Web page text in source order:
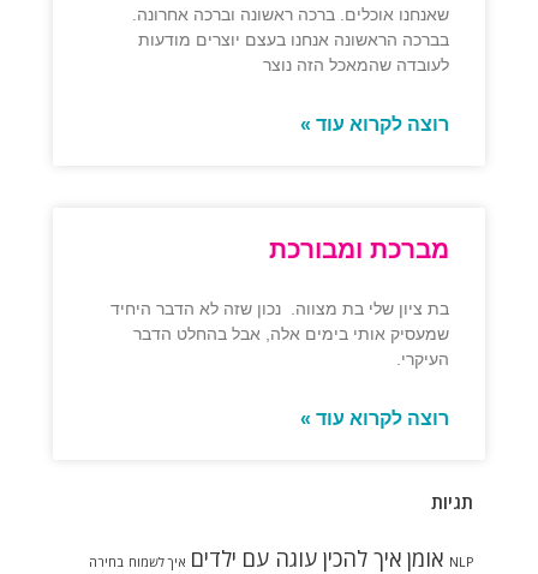
שאנחנו אוכלים. ברכה ראשונה וברכה אחרונה.
בברכה הראשונה אנחנו בעצם יוצרים מודעות
לעובדה שהמאכל הזה נוצר
רוצה לקרוא עוד »
מברכת ומבורכת
בת ציון שלי בת מצווה. נכון שזה לא הדבר היחיד
שמעסיק אותי בימים אלה, אבל בהחלט הדבר
העיקרי.
רוצה לקרוא עוד »
תגיות
NLP אומן איך להכין עוגה עם ילדים איך לשמוח בחירה